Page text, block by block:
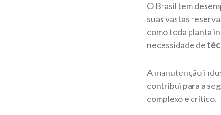
O Brasil tem
suas vastas
como toda planta
necessidade de
A manutenção
contribui para a
complexo e crítico.